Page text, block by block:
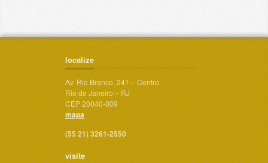
localize
Av. Rio Branco, 241 – Centro
Rio de Janeiro – RJ
CEP 20040-009
mapa
(55 21) 3261-2550
visite